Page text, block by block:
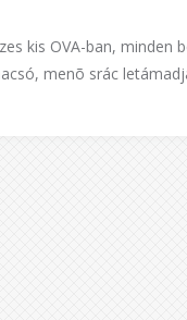
kis OVA-ban,
menõ srác